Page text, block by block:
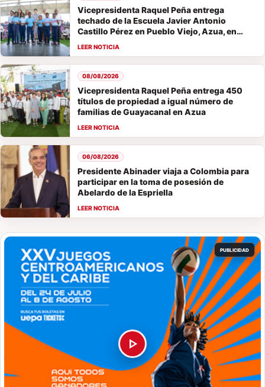
Vicepresidenta Raquel Peña entrega
techado de la Escuela Javier Antonio
Castillo Pérez en Pueblo Viejo, Azua, en
beneficio de 349 estudiantes
Vicepresidenta Raquel Peña entrega 450
títulos de propiedad a igual número de
familias de Guayacanal en Azua
08/08/2026
Presidente Abinader viaja a Colombia para
participar en la toma de posesión de
Abelardo de la Espriella
06/08/2026